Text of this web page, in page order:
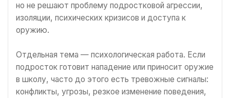
но не решают проблему подростковой агрессии,
изоляции, психических кризисов и доступа к
оружию.
Отдельная тема — психологическая работа. Если
подросток готовит нападение или приносит оружие
в школу, часто до этого есть тревожные сигналы:
конфликты, угрозы, резкое изменение поведения,